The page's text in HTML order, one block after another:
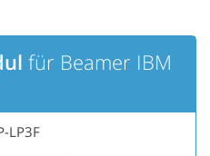
für Beamer IBM
LP3F